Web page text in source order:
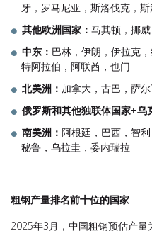
牙，罗马尼亚，斯洛伐克，
其他欧洲国家： 马其顿，挪
中东： 巴林，伊朗，伊拉克
特阿拉伯，阿联酋，也门
北美洲： 加拿大，古巴，萨
俄罗斯和其他独联体国家+乌
南美洲： 阿根廷，巴西，智
秘鲁，乌拉圭，委内瑞拉
粗钢产量排名前十位的国家
2025年3月，中国粗钢预估产